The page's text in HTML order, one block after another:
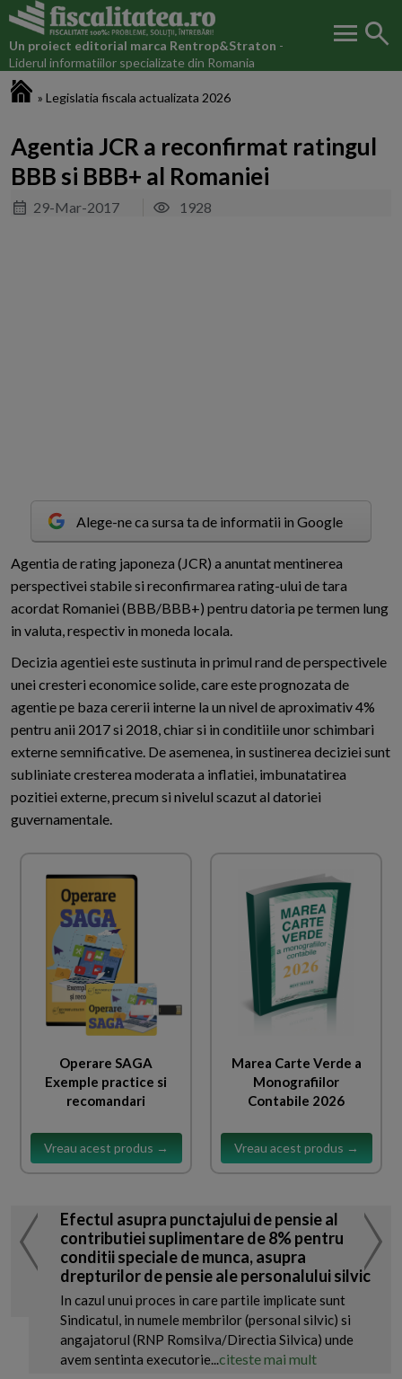
Un proiect editorial marca Rentrop&Straton -
Liderul informatiilor specializate din Romania
menu search
» Legislatia fiscala actualizata 2026
Agentia JCR a reconfirmat ratingul
BBB si BBB+ al Romaniei
29-Mar-2017 1928
Alege-ne ca sursa ta de informatii in Google
Agentia de rating japoneza (JCR) a anuntat mentinerea
perspectivei stabile si reconfirmarea rating-ului de tara
acordat Romaniei (BBB/BBB+) pentru datoria pe termen lung
in valuta, respectiv in moneda locala.
Decizia agentiei este sustinuta in primul rand de perspectivele
unei cresteri economice solide, care este prognozata de
agentie pe baza cererii interne la un nivel de aproximativ 4%
pentru anii 2017 si 2018, chiar si in conditiile unor schimbari
externe semnificative. De asemenea, in sustinerea deciziei sunt
subliniate cresterea moderata a inflatiei, imbunatatirea
pozitiei externe, precum si nivelul scazut al datoriei
guvernamentale.
Operare SAGA
Exemple practice si
recomandari
Vreau acest produs →
Marea Carte Verde a
Monografiilor
Contabile 2026
Vreau acest produs →
Efectul asupra punctajului de pensie al
contributiei suplimentare de 8% pentru
conditii speciale de munca, asupra
drepturilor de pensie ale personalului silvic
In cazul unui proces in care partile implicate sunt
Sindicatul, in numele membrilor (personal silvic) si
angajatorul (RNP Romsilva/Directia Silvica) unde
avem sentinta executorie...citeste mai mult